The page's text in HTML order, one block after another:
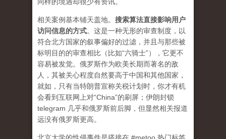
相关案例基本铺天盖地。 搜索算法直接影响用户
访问信息的方式。 这是一种无形的审查制度，以
符合北方国家的叙事偏好的过滤，并且与那些被
标明目的的审查相比（比如“六骑士”），它更不
容易被发觉。俄罗斯作为欧美长期而著名的敌
人，其被关心程度自然要高于中国和其他国家，
就如，只有当特朗普宣称关税计划时，你才有机
会看到互联网上对“China”的刷屏；伊朗封锁
telegram 几乎和俄罗斯前后脚，但显然相关报道
远没有俄罗斯更高。